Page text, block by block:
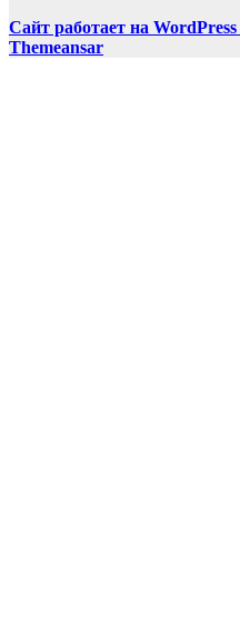
Сайт работает на WordPress
Themeansar